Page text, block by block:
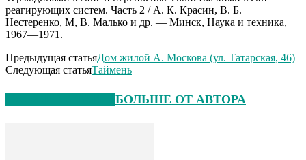
реагирующих систем. Часть 2 / А. К. Красин, В. Б.
Нестеренко, М, В. Малько и др. — Минск, Наука и техника,
1967—1971.
Предыдущая статьяДом жилой А. Москова (ул. Татарская, 46)
Следующая статьяТаймень
БОЛЬШЕ ОТ АВТОРА